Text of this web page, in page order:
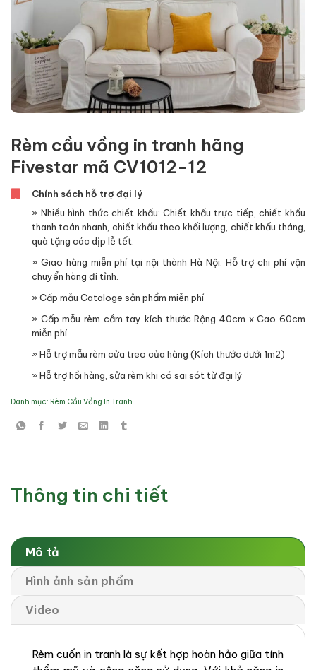
Rèm cầu vồng in tranh hãng
Fivestar mã CV1012-12
Chính sách hỗ trợ đại lý
» Nhiều hình thức chiết khấu: Chiết khấu trực tiếp, chiết khấu
thanh toán nhanh, chiết khấu theo khối lượng, chiết khấu tháng,
quà tặng các dịp lễ tết.
» Giao hàng miễn phí tại nội thành Hà Nội. Hỗ trợ chi phí vận
chuyển hàng đi tỉnh.
» Cấp mẫu Cataloge sản phẩm miễn phí
» Cấp mẫu rèm cầm tay kích thước Rộng 40cm x Cao 60cm
miễn phí
» Hỗ trợ mẫu rèm cửa treo cửa hàng (Kích thước dưới 1m2)
» Hỗ trợ hồi hàng, sửa rèm khi có sai sót từ đại lý
Danh mục: Rèm Cầu Vồng In Tranh
Thông tin chi tiết
Mô tả
Hình ảnh sản phẩm
Video
Rèm cuốn in tranh là sự kết hợp hoàn hảo giữa tính